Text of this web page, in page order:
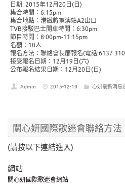
日期: 2015年12月20日(日)
集合時間：6:15pm
集合地點：港鐵將軍澳站A2出口
TVB接駁巴士開車時間：6:30pm
節目時間：8:00pm-11:15pm
名額：10人
報名方法：聯絡會長廉報名(電話:6137
接受報名日期：12月19日(六)
公布報名結果日期：12月20日(日)
Admin 2015-12-19 心妍最新消息
關心妍國際歌迷會聯絡方法
(請按以下連結進入)
網站
關心妍國際歌迷會網站